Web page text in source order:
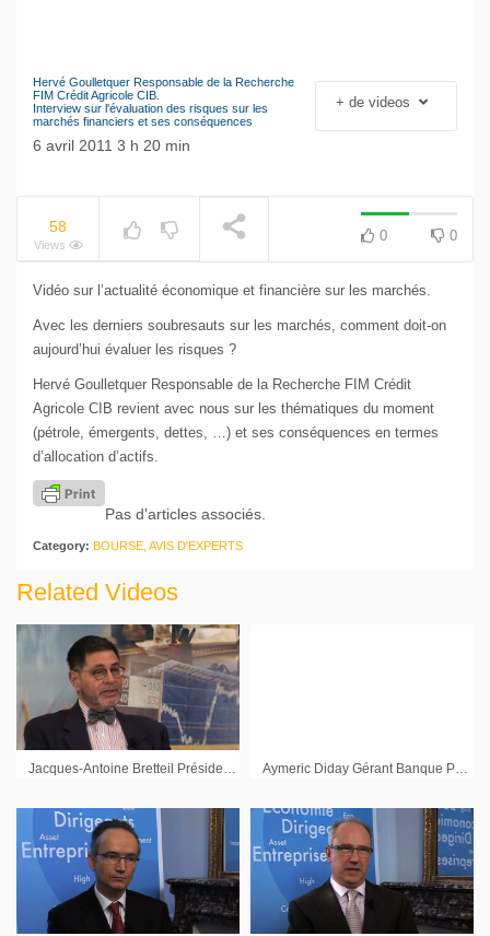
NOW PLAYING
Le séisme industriel
Volkswagen
Hervé Goulletquer Responsable de la Recherche
FIM Crédit Agricole CIB.
Interview sur l'évaluation des risques sur les
marchés financiers et ses conséquences
6 avril 2011 3 h 20 min
+ de videos
58
Views
0 0
Vidéo sur l’actualité économique et financière sur les marchés.
Avec les derniers soubresauts sur les marchés, comment doit-on
aujourd’hui évaluer les risques ?
Hervé Goulletquer Responsable de la Recherche FIM Crédit
Agricole CIB revient avec nous sur les thématiques du moment
(pétrole, émergents, dettes, …) et ses conséquences en termes
d’allocation d’actifs.
Pas d'articles associés.
Category: BOURSE, AVIS D'EXPERTS
Related Videos
Jacques-Antoine Bretteil Président Financière ICG : Interview du 21 mars 2011 Aymeric Diday Gérant Banque Pictet Paris